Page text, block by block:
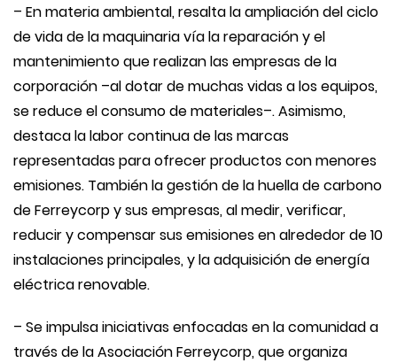
– En materia ambiental, resalta la ampliación del ciclo
de vida de la maquinaria vía la reparación y el
mantenimiento que realizan las empresas de la
corporación –al dotar de muchas vidas a los equipos,
se reduce el consumo de materiales–. Asimismo,
destaca la labor continua de las marcas
representadas para ofrecer productos con menores
emisiones. También la gestión de la huella de carbono
de Ferreycorp y sus empresas, al medir, verificar,
reducir y compensar sus emisiones en alrededor de 10
instalaciones principales, y la adquisición de energía
eléctrica renovable.
– Se impulsa iniciativas enfocadas en la comunidad a
través de la Asociación Ferreycorp, que organiza